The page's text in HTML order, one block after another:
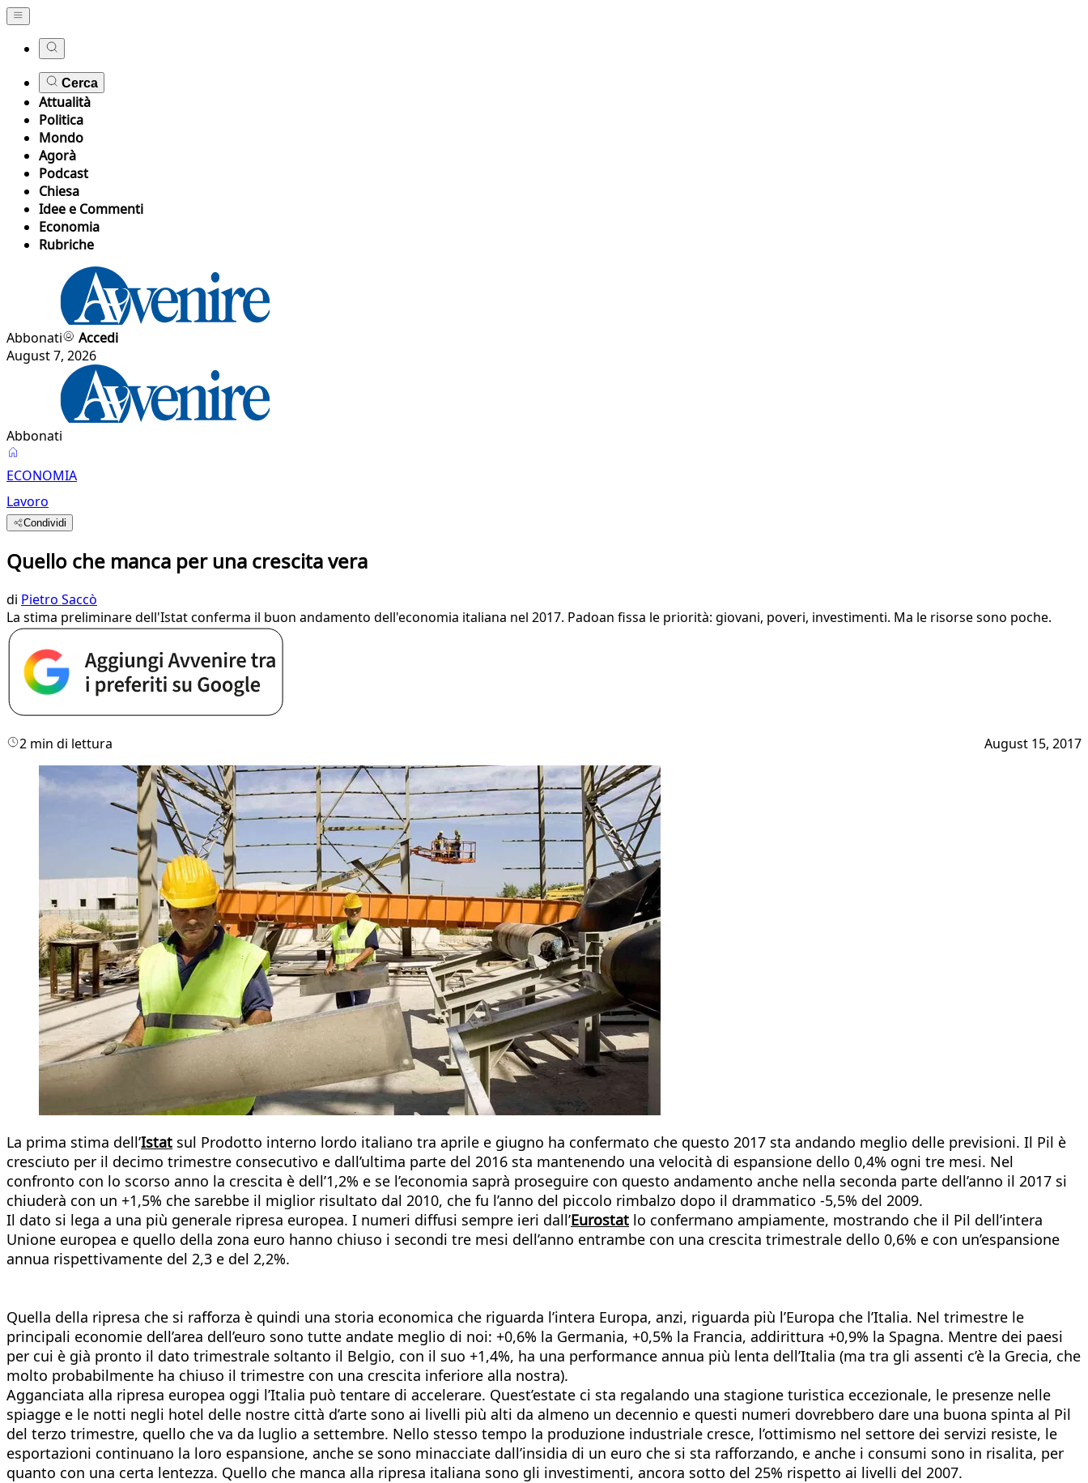
Cerca
Attualità
Politica
Mondo
Agorà
Podcast
Chiesa
Idee e Commenti
Economia
Rubriche
Abbonati
Accedi
August 7, 2026
Abbonati
ECONOMIA
Lavoro
Condividi
Quello che manca per una crescita vera
di Pietro Saccò
La stima preliminare dell'Istat conferma il buon andamento dell'economia italiana nel 2017. Padoan fissa le priorità: giovani, poveri, investimenti. Ma le risorse sono poche.
2 min di lettura August 15, 2017
La prima stima dell’Istat sul Prodotto interno lordo italiano tra aprile e giugno ha confermato che questo 2017 sta andando meglio delle previsioni. Il Pil è
cresciuto per il decimo trimestre consecutivo e dall’ultima parte del 2016 sta mantenendo una velocità di espansione dello 0,4% ogni tre mesi. Nel
confronto con lo scorso anno la crescita è dell’1,2% e se l’economia saprà proseguire con questo andamento anche nella seconda parte dell’anno il 2017 si
chiuderà con un +1,5% che sarebbe il miglior risultato dal 2010, che fu l’anno del piccolo rimbalzo dopo il drammatico -5,5% del 2009.
Il dato si lega a una più generale ripresa europea. I numeri diffusi sempre ieri dall’Eurostat lo confermano ampiamente, mostrando che il Pil dell’intera
Unione europea e quello della zona euro hanno chiuso i secondi tre mesi dell’anno entrambe con una crescita trimestrale dello 0,6% e con un’espansione
annua rispettivamente del 2,3 e del 2,2%.
Quella della ripresa che si rafforza è quindi una storia economica che riguarda l’intera Europa, anzi, riguarda più l’Europa che l’Italia. Nel trimestre le
principali economie dell’area dell’euro sono tutte andate meglio di noi: +0,6% la Germania, +0,5% la Francia, addirittura +0,9% la Spagna. Mentre dei paesi
per cui è già pronto il dato trimestrale soltanto il Belgio, con il suo +1,4%, ha una performance annua più lenta dell’Italia (ma tra gli assenti c’è la Grecia, che
molto probabilmente ha chiuso il trimestre con una crescita inferiore alla nostra).
Agganciata alla ripresa europea oggi l’Italia può tentare di accelerare. Quest’estate ci sta regalando una stagione turistica eccezionale, le presenze nelle
spiagge e le notti negli hotel delle nostre città d’arte sono ai livelli più alti da almeno un decennio e questi numeri dovrebbero dare una buona spinta al Pil
del terzo trimestre, quello che va da luglio a settembre. Nello stesso tempo la produzione industriale cresce, l’ottimismo nel settore dei servizi resiste, le
esportazioni continuano la loro espansione, anche se sono minacciate dall’insidia di un euro che si sta rafforzando, e anche i consumi sono in risalita, per
quanto con una certa lentezza. Quello che manca alla ripresa italiana sono gli investimenti, ancora sotto del 25% rispetto ai livelli del 2007.